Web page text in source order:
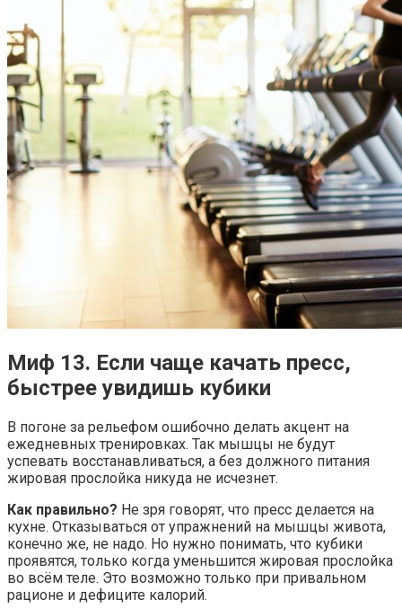
Миф 13. Если чаще качать пресс,
быстрее увидишь кубики
В погоне за рельефом ошибочно делать акцент на
ежедневных тренировках. Так мышцы не будут
успевать восстанавливаться, а без должного питания
жировая прослойка никуда не исчезнет.
Как правильно? Не зря говорят, что пресс делается на
кухне. Отказываться от упражнений на мышцы живота,
конечно же, не надо. Но нужно понимать, что кубики
проявятся, только когда уменьшится жировая прослойка
во всём теле. Это возможно только при привальном
рационе и дефиците калорий.